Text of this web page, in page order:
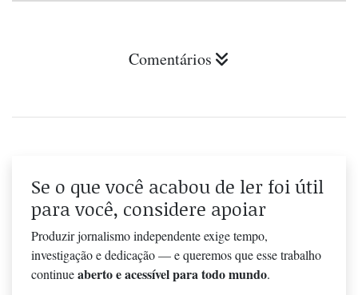
Comentários
Se o que você acabou de ler foi útil
para você, considere apoiar
Produzir jornalismo independente exige tempo,
investigação e dedicação — e queremos que esse trabalho
continueaberto e acessível para todo mundo.